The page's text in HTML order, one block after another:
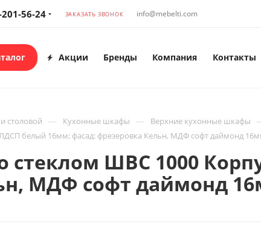
56-24 ЗАКАЗАТЬ ЗВОНОК info@mebelti.com
Акции Бренды Компания Контакты
столовой — Кухонные шкафы — Верхние кухонные шкафы
белый 16мм; фасад: фрезеровка Кельн, МДФ софт даймонд
стеклом ШВС 1000
МДФ софт даймонд